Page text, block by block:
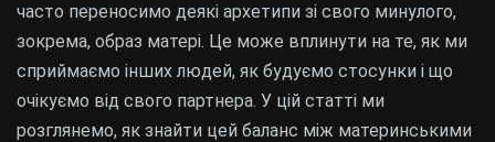
часто переносимо деякі архетипи зі свого минулого,
зокрема, образ матері. Це може вплинути на те, як ми
сприймаємо інших людей, як будуємо стосунки і що
очікуємо від свого партнера. У цій статті ми
розглянемо, як знайти цей баланс між материнськими